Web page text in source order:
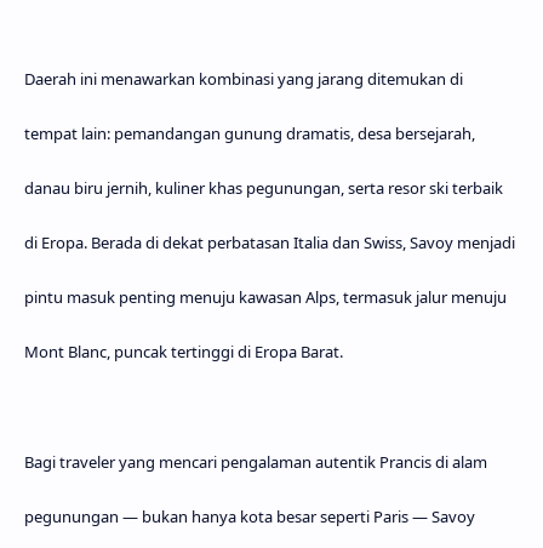
Daerah ini menawarkan kombinasi yang jarang ditemukan di
tempat lain: pemandangan gunung dramatis, desa bersejarah,
danau biru jernih, kuliner khas pegunungan, serta resor ski terbaik
di Eropa. Berada di dekat perbatasan Italia dan Swiss, Savoy menjadi
pintu masuk penting menuju kawasan Alps , termasuk jalur menuju
Mont Blanc , puncak tertinggi di Eropa Barat.
Bagi traveler yang mencari pengalaman autentik Prancis di alam
pegunungan — bukan hanya kota besar seperti Paris — Savoy